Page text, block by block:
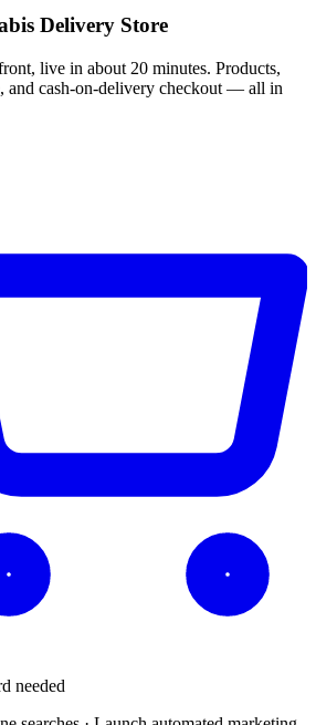
Delivery Store
live in about 20 minutes. Products,
and cash-on-delivery checkout — all in
needed